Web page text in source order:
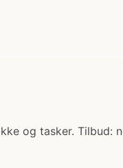
og tasker. Tilbud: